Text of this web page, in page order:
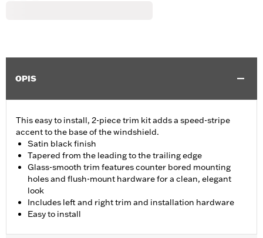
OPIS
This easy to install, 2-piece trim kit adds a speed-stripe
accent to the base of the windshield.
Satin black finish
Tapered from the leading to the trailing edge
Glass-smooth trim features counter bored mounting
holes and flush-mount hardware for a clean, elegant
look
Includes left and right trim and installation hardware
Easy to install